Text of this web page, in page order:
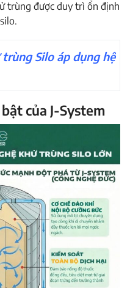
trùng được duy trì ổn định
Silo áp dụng hệ
của J-System